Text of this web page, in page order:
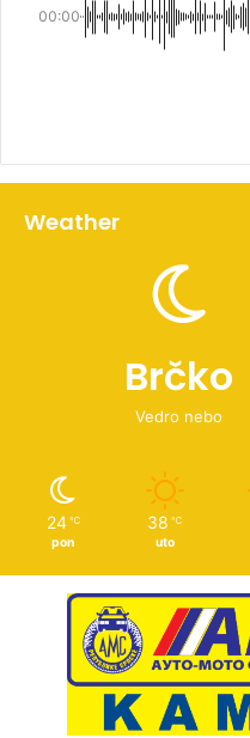
00:00
Weather
Brčko
Vedro nebo
24 ℃
pon
38 ℃
uto